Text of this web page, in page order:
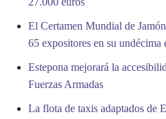
El Certamen Mundial de
65 expositores en su undécima
Estepona mejorará la
Fuerzas Armadas
La flota de taxis adaptados de